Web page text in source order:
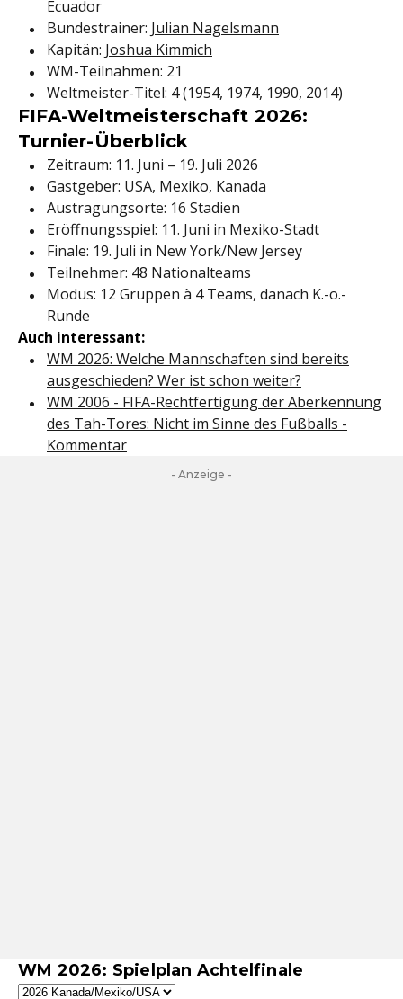
Ecuador
Bundestrainer: Julian Nagelsmann
Kapitän: Joshua Kimmich
WM-Teilnahmen: 21
Weltmeister-Titel: 4 (1954, 1974, 1990, 2014)
FIFA-Weltmeisterschaft 2026:
Turnier-Überblick
Zeitraum: 11. Juni – 19. Juli 2026
Gastgeber: USA, Mexiko, Kanada
Austragungsorte: 16 Stadien
Eröffnungsspiel: 11. Juni in Mexiko-Stadt
Finale: 19. Juli in New York/New Jersey
Teilnehmer: 48 Nationalteams
Modus: 12 Gruppen à 4 Teams, danach K.-o.-
Runde
Auch interessant:
WM 2026: Welche Mannschaften sind bereits
ausgeschieden? Wer ist schon weiter?
WM 2006 - FIFA-Rechtfertigung der Aberkennung
des Tah-Tores: Nicht im Sinne des Fußballs -
Kommentar
- Anzeige -
WM 2026: Spielplan Achtelfinale